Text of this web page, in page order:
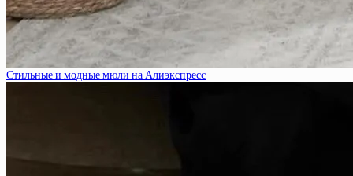
Стильные и модные мюли на Алиэкспресс